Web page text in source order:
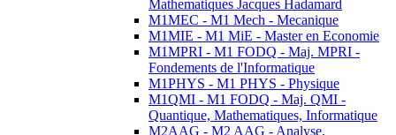
Mathematiques Jacques Hadamard
M1MEC - M1 Mech - Mecanique
M1MIE - M1 MiE - Master en Economie
M1MPRI - M1 FODQ - Maj. MPRI -
Fondements de l'Informatique
M1PHYS - M1 PHYS - Physique
M1QMI - M1 FODQ - Maj. QMI -
Quantique, Mathematiques, Informatique
M2AAG - M2 AAG - Analyse,